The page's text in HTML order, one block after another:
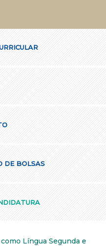
DE BOLSAS
Língua Segunda e